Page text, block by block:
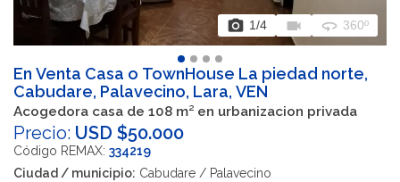
photo_camera 1/4 videocam 360 360º
En Venta Casa o TownHouse La piedad norte,
Cabudare, Palavecino, Lara, VEN
Acogedora casa de 108 m² en urbanizacion privada
Precio: USD $50.000
Código REMAX: 334219
Ciudad / municipio: Cabudare / Palavecino